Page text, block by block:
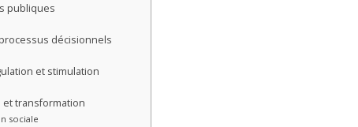
publiques
décisionnels
et stimulation
et transformation
sociale